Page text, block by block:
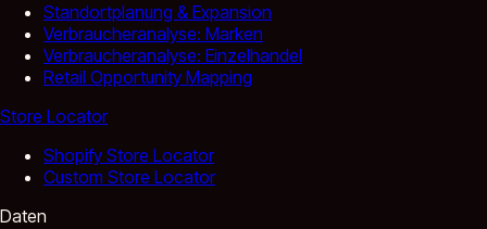
Standortplanung & Expansion
Verbraucheranalyse: Marken
Verbraucheranalyse: Einzelhandel
Retail Opportunity Mapping
Store Locator
Shopify Store Locator
Custom Store Locator
Daten